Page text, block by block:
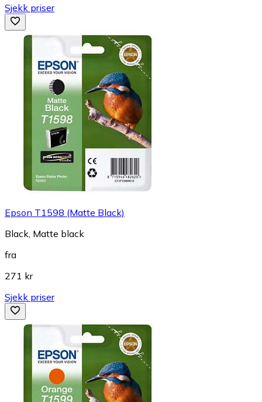
Sjekk priser
Epson T1598 (Matte Black)
Black, Matte black
fra
271 kr
Sjekk priser